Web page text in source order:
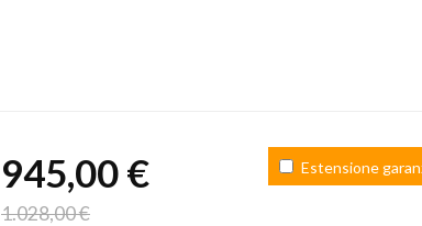
945,00 €
1.028,00 €
Estensione